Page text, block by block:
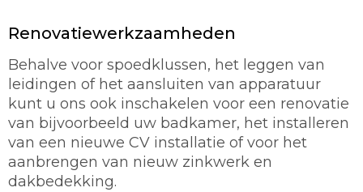
Renovatiewerkzaamheden
Behalve voor spoedklussen, het leggen van
leidingen of het aansluiten van apparatuur
kunt u ons ook inschakelen voor een renovatie
van bijvoorbeeld uw badkamer, het installeren
van een nieuwe CV installatie of voor het
aanbrengen van nieuw zinkwerk en
dakbedekking.